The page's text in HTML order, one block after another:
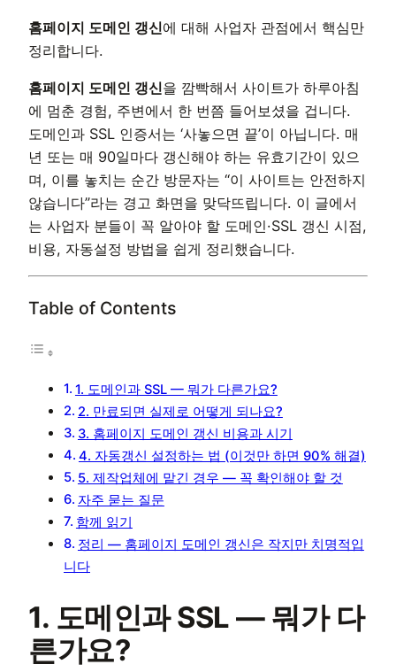
홈페이지 도메인 갱신에 대해 사업자 관점에서 핵심만
정리합니다.
홈페이지 도메인 갱신을 깜빡해서 사이트가 하루아침
에 멈춘 경험, 주변에서 한 번쯤 들어보셨을 겁니다.
도메인과 SSL 인증서는 ‘사놓으면 끝’이 아닙니다. 매
년 또는 매 90일마다 갱신해야 하는 유효기간이 있으
며, 이를 놓치는 순간 방문자는 “이 사이트는 안전하지
않습니다”라는 경고 화면을 맞닥뜨립니다. 이 글에서
는 사업자 분들이 꼭 알아야 할 도메인·SSL 갱신 시점,
비용, 자동설정 방법을 쉽게 정리했습니다.
Table of Contents
1. 도메인과 SSL — 뭐가 다른가요?
2. 만료되면 실제로 어떻게 되나요?
3. 홈페이지 도메인 갱신 비용과 시기
4. 자동갱신 설정하는 법 (이것만 하면 90% 해결)
5. 제작업체에 맡긴 경우 — 꼭 확인해야 할 것
자주 묻는 질문
함께 읽기
정리 — 홈페이지 도메인 갱신은 작지만 치명적입
니다
1. 도메인과 SSL — 뭐가 다
른가요?